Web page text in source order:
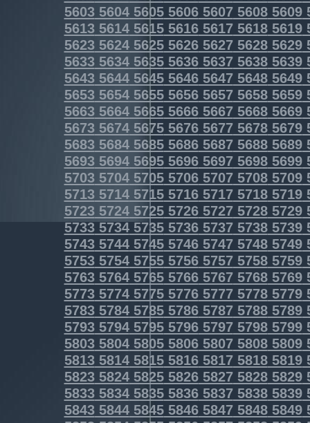
5603560456055606560756085609
5613561456155616561756185619
5623562456255626562756285629
5633563456355636563756385639
5643564456455646564756485649
5653565456555656565756585659
5663566456655666566756685669
5673567456755676567756785679
5683568456855686568756885689
5693569456955696569756985699
5703570457055706570757085709
5713571457155716571757185719
5723572457255726572757285729
5733573457355736573757385739
5743574457455746574757485749
5753575457555756575757585759
5763576457655766576757685769
5773577457755776577757785779
5783578457855786578757885789
5793579457955796579757985799
5803580458055806580758085809
5813581458155816581758185819
5823582458255826582758285829
5833583458355836583758385839
5843584458455846584758485849